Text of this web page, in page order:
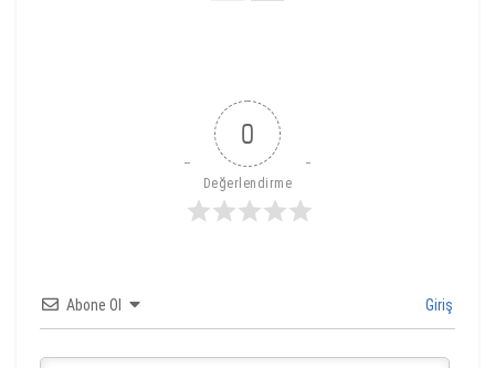
0
Değerlendirme
Abone Ol Giriş